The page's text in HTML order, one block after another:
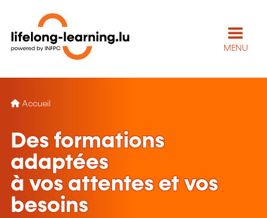
MENU
Accueil
Des formations
adaptées
à vos attentes et vos
besoins